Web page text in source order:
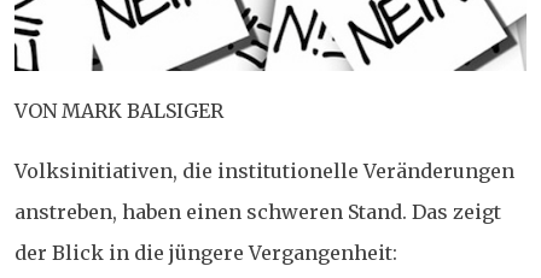
VON MARK BALSIGER
Volksinitiativen, die institutionelle Veränderungen
anstreben, haben einen schweren Stand. Das zeigt
der Blick in die jüngere Vergangenheit: